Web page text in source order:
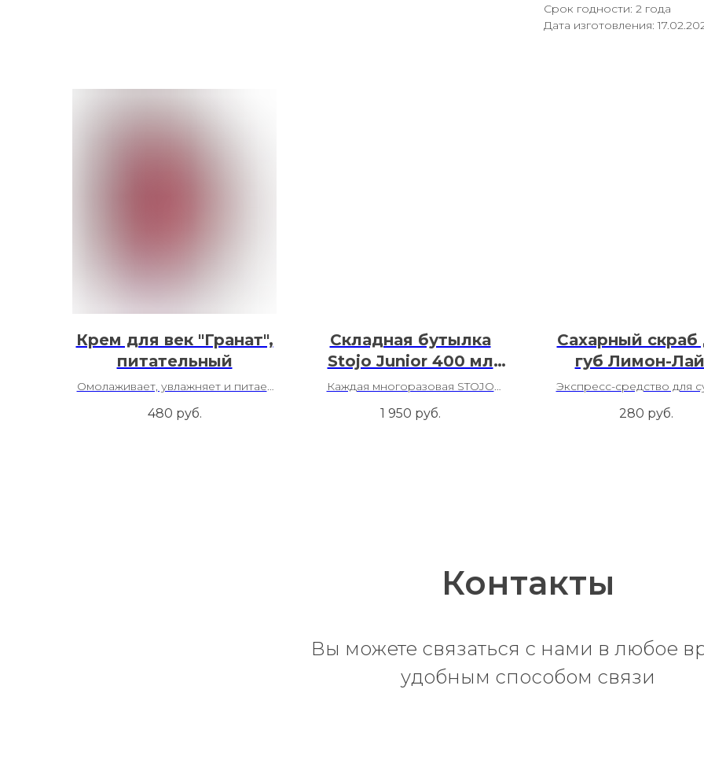
Срок годности: 2 года
Дата изготовления:
Крем для век "Гранат",
питательный
Омолаживает, увлажняет и питает
480 руб.
Складная бутылка
Stojo Junior 400 мл
Lilac
Каждая многоразовая STOJO
1 950 руб.
Сахарный скраб
губ Лимон-
Экспресс-средство для
280 руб.
Контакты
Вы можете связаться с нами в любое
удобным способом связи